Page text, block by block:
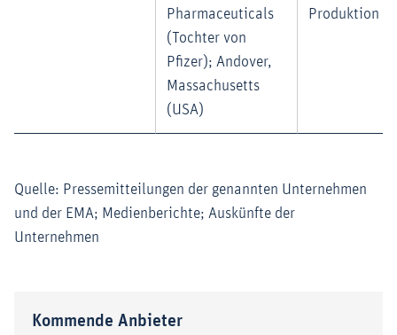
Pharmaceuticals
(Tochter von
Pfizer); Andover,
Massachusetts
(USA)
Produktion
Quelle: Pressemitteilungen der genannten Unternehmen
und der EMA; Medienberichte; Auskünfte der
Unternehmen
Kommende Anbieter